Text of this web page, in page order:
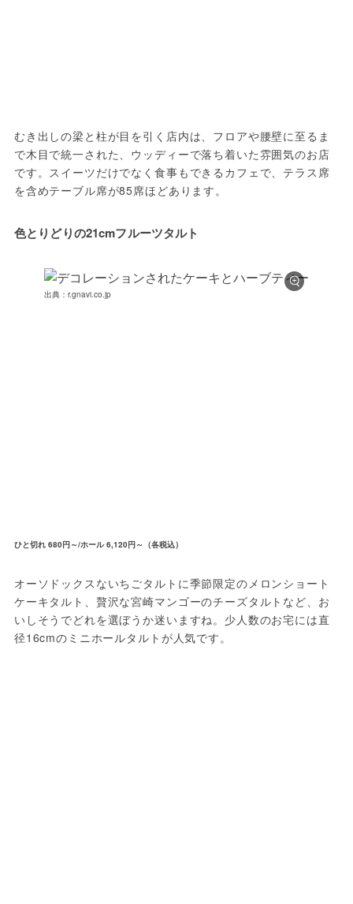
むき出しの梁と柱が目を引く店内は、フロアや腰壁に至るま
で木目で統一された、ウッディーで落ち着いた雰囲気のお店
です。スイーツだけでなく食事もできるカフェで、テラス席
を含めテーブル席が85席ほどあります。
色とりどりの21cmフルーツタルト
出典：r.gnavi.co.jp
ひと切れ 680円～/ホール 6,120円～（各税込）
オーソドックスないちごタルトに季節限定のメロンショート
ケーキタルト、贅沢な宮崎マンゴーのチーズタルトなど、お
いしそうでどれを選ぼうか迷いますね。少人数のお宅には直
径16cmのミニホールタルトが人気です。